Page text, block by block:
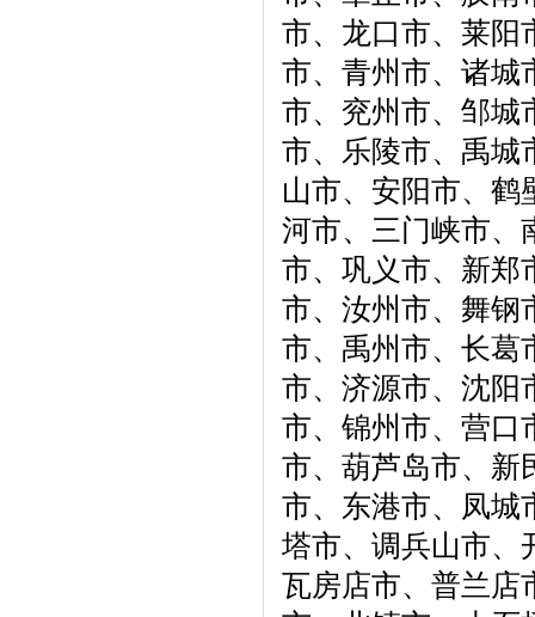
市、龙口市、莱阳
市、青州市、诸城
市、兖州市、邹城
市、乐陵市、禹城
山市、安阳市、鹤
河市、三门峡市、
市、巩义市、新郑
市、汝州市、舞钢
市、禹州市、长葛
市、济源市、沈阳
市、锦州市、营口
市、葫芦岛市、新
市、东港市、凤城
塔市、调兵山市、
瓦房店市、普兰店